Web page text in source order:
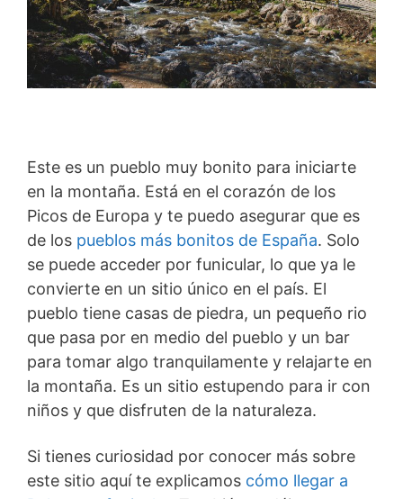
Este es un pueblo muy bonito para iniciarte
en la montaña. Está en el corazón de los
Picos de Europa y te puedo asegurar que es
de los pueblos más bonitos de España. Solo
se puede acceder por funicular, lo que ya le
convierte en un sitio único en el país. El
pueblo tiene casas de piedra, un pequeño rio
que pasa por en medio del pueblo y un bar
para tomar algo tranquilamente y relajarte en
la montaña. Es un sitio estupendo para ir con
niños y que disfruten de la naturaleza.
Si tienes curiosidad por conocer más sobre
este sitio aquí te explicamos cómo llegar a